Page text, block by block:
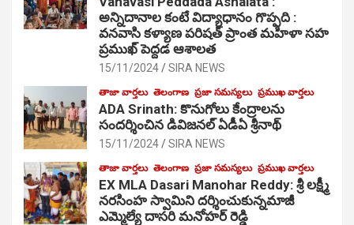
అన్నిదానాల కంటే విద్యాధానం గొప్పది :
వనవాసి కళ్యాణ పరిషత్ ప్రాంత మహిళా సహ
ప్రముఖ్ పెద్దడ ఆశాలత
15/11/2024 SIRA NEWS
తాజా వార్తలు తెలంగాణ ప్రజా సమస్యలు ప్రముఖ వార్తలు
ADA Srinath: కొనుగోలు కేంద్రాల‌ను
సంద‌ర్శించిన డివిజనల్ ఏడీఏ శ్రీనాథ్
15/11/2024 SIRA NEWS
తాజా వార్తలు తెలంగాణ ప్రజా సమస్యలు ప్రముఖ వార్తలు
EX MLA Dasari Manohar Reddy: శ్రీ లక్ష్మీ
నరసింహ స్వామిని దర్శించుకున్నమాజీ
ఎమ్మెల్యే దాసరి మనోహర్ రెడ్డి